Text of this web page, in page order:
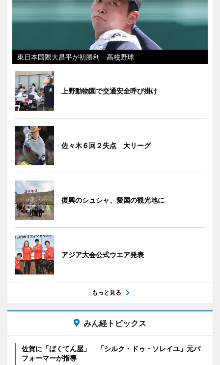
東日本国際大昌平が初勝利 高校野球
上野動物園で交通安全呼び掛け
佐々木６回２失点 大リーグ
復興のシュシャ、愛国の観光地に
アジア大会公式ウエア発表
もっと見る
みん経トピックス
佐賀に「ばくてん屋」 「シルク・ドゥ・ソレイユ」元パ
フォーマーが指導